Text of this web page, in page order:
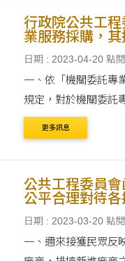
行政院公共工
業服務採購，
者，其契約價
日期 : 2023-04-20 點
一、依「機關委託專
規定，對於機關委託
之規定，其採總包價
範圍內（例如項目、
後....
更多訊息
公共工程委員
公平合理對待
定落實履約管理
日期 : 2023-03-20 點
一、邇來接獲民眾反